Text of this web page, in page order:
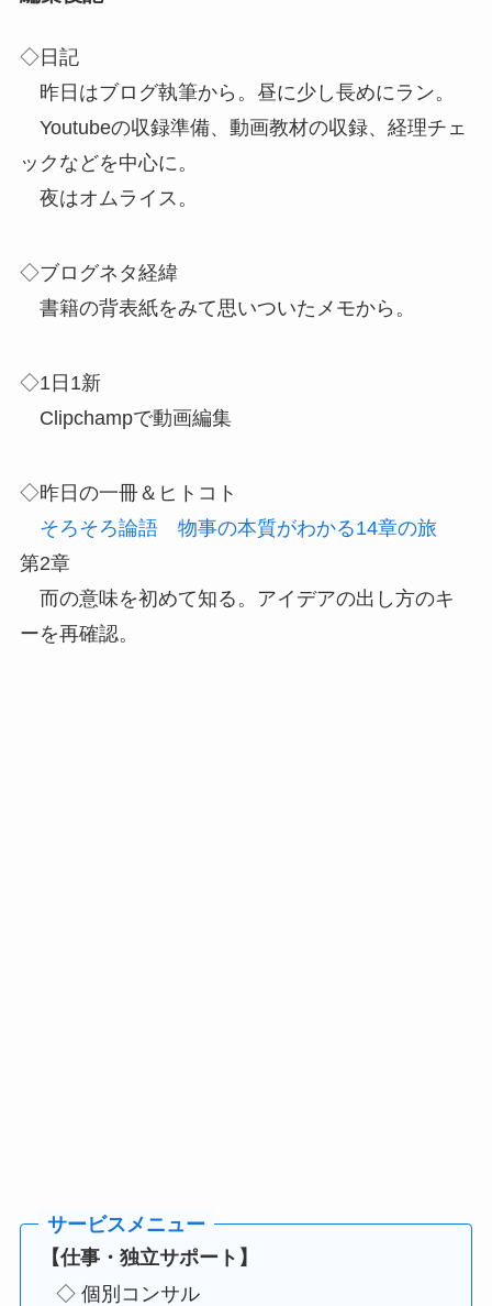
◇日記
昨日はブログ執筆から。昼に少し長めにラン。
Youtubeの収録準備、動画教材の収録、経理チェ
ックなどを中心に。
夜はオムライス。
◇ブログネタ経緯
書籍の背表紙をみて思いついたメモから。
◇1日1新
Clipchampで動画編集
◇昨日の一冊＆ヒトコト
そろそろ論語 物事の本質がわかる14章の旅
第2章
而の意味を初めて知る。アイデアの出し方のキ
ーを再確認。
【仕事・独立サポート】
◇ 個別コンサル